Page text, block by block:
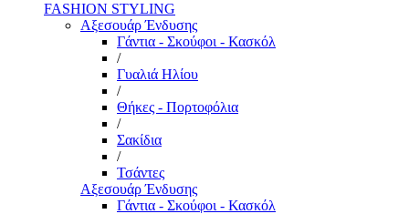
FASHION STYLING
Αξεσουάρ Ένδυσης
Γάντια - Σκούφοι - Κασκόλ
/
Γυαλιά Ηλίου
/
Θήκες - Πορτοφόλια
/
Σακίδια
/
Τσάντες
Αξεσουάρ Ένδυσης
Γάντια - Σκούφοι - Κασκόλ